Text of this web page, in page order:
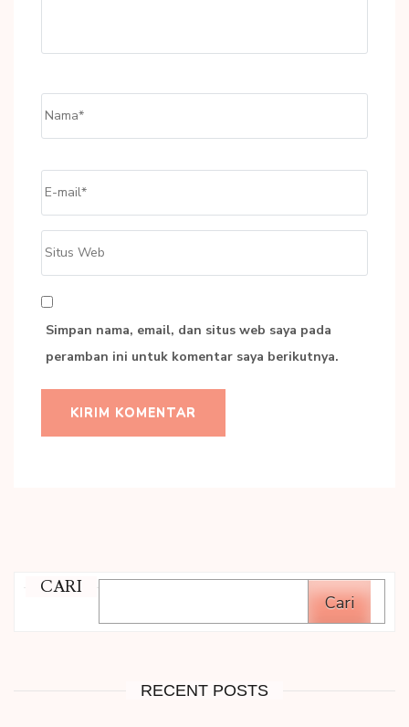
Simpan nama, email, dan situs web saya pada
peramban ini untuk komentar saya berikutnya.
CARI
Cari
RECENT POSTS